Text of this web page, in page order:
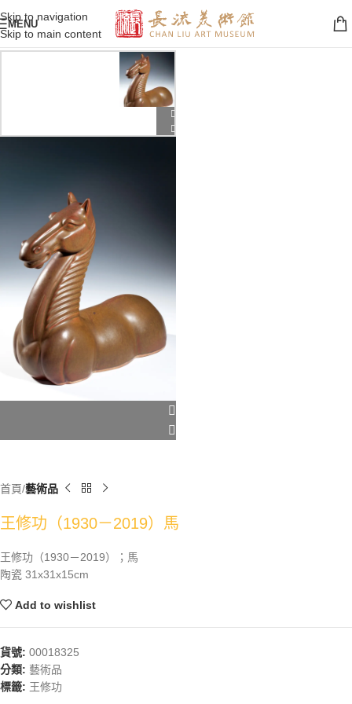
Skip to navigation
Skip to main content
MENU
首頁 藝術品
王修功（1930－2019）馬
王修功（1930－2019）；馬
陶瓷 31x31x15cm
Add to wishlist
貨號: 00018325
分類: 藝術品
標籤: 王修功